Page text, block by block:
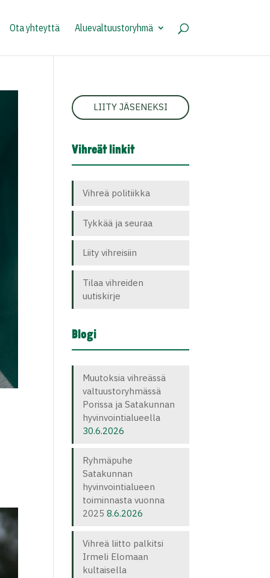
Ota yhteyttä Aluevaltuustoryhmä
LIITY JÄSENEKSI
Vihreät linkit
Vihreä politiikka
Tykkää ja seuraa
Liity vihreisiin
Tilaa vihreiden
uutiskirje
Blogi
Muutoksia vihreässä
valtuustoryhmässä
Porissa ja Satakunnan
hyvinvointialueella
30.6.2026
Ryhmäpuhe
Satakunnan
hyvinvointialueen
toiminnasta vuonna
2025 8.6.2026
Vihreä liitto palkitsi
Irmeli Elomaan
kultaisella